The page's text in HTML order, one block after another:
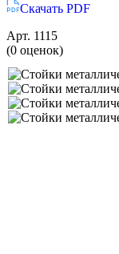
Скачать PDF
Арт. 1115
(0 оценок)